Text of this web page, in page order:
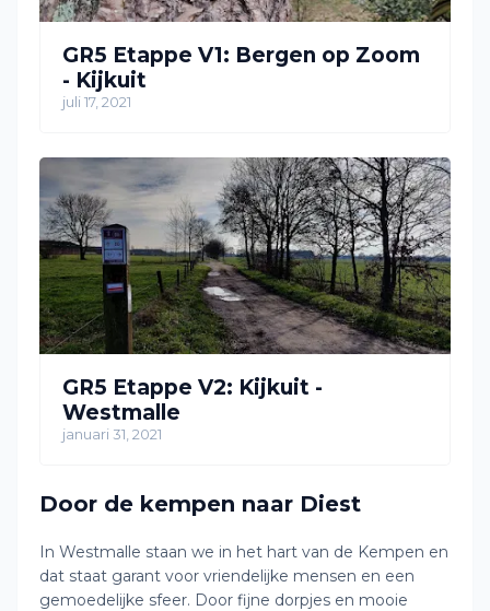
GR5 Etappe V1: Bergen op Zoom
- Kijkuit
juli 17, 2021
GR5 Etappe V2: Kijkuit -
Westmalle
januari 31, 2021
Door de kempen naar Diest
In Westmalle staan we in het hart van de Kempen en
dat staat garant voor vriendelijke mensen en een
gemoedelijke sfeer. Door fijne dorpjes en mooie